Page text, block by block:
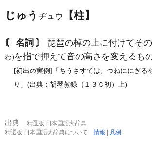
じゅう ヂュウ 【柱】
〘 名詞 〙 琵琶の棹の上に付けてそ
わ)を指で押えて音の高さを変えるも
[初出の実例]「ちうさすては、つねににぎる
り」(出典：胡琴教録（１３Ｃ初）上)
出典
精選版 日本国語大辞典
精選版 日本国語大辞典について情報 凡例